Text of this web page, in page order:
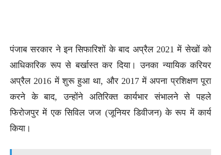
पंजाब सरकार ने इन सिफारिशों के बाद अप्रैल 2021 में सेखों को
आधिकारिक रूप से बर्खास्त कर दिया। उनका न्यायिक करियर
अप्रैल 2016 में शुरू हुआ था, और 2017 में अपना प्रशिक्षण पूरा
करने के बाद, उन्होंने अतिरिक्त कार्यभार संभालने से पहले
फिरोजपुर में एक सिविल जज (जूनियर डिवीजन) के रूप में कार्य
किया।